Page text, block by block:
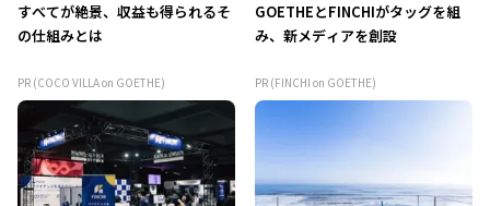
すべてが絶景、収益も得られるそ
の仕組みとは
PR (COCO VILLA on GOETHE)
GOETHEとFINCHIがタッグを組
み、新メディアを創設
PR (FINCHI on GOETHE)